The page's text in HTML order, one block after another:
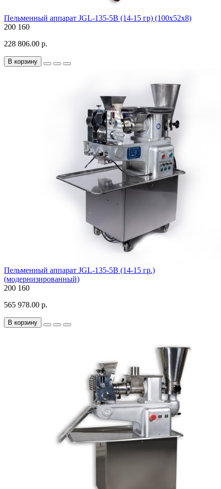
Пельменный аппарат JGL-135-5B (14-15 гр) (100х52х8)
200 160
228 806.00 р.
В корзину
Пельменный аппарат JGL-135-5B (14-15 гр.)
(модернизированный)
200 160
565 978.00 р.
В корзину